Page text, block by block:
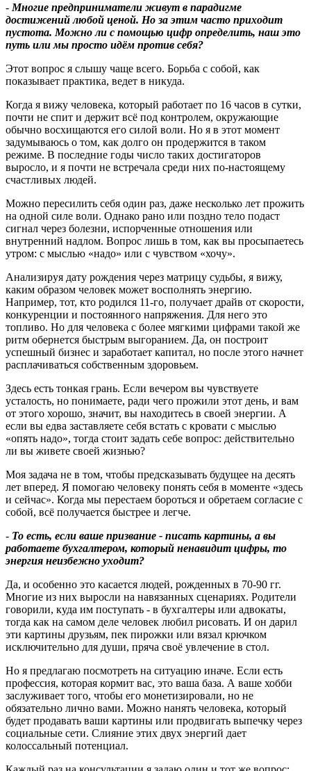
- Многие предприниматели живут в парадигме
достижений любой ценой. Но за этим часто приходит
пустота. Можно ли с помощью цифр определить, наш это
путь или мы просто идём против себя?
Этот вопрос я слышу чаще всего. Борьба с собой, как
показывает практика, ведет в никуда.
Когда я вижу человека, который работает по 16 часов в сутки,
почти не спит и держит всё под контролем, окружающие
обычно восхищаются его силой воли. Но я в этот момент
задумываюсь о том, как долго он продержится в таком
режиме. В последние годы число таких достигаторов
выросло, и я почти не встречала среди них по-настоящему
счастливых людей.
Можно пересилить себя один раз, даже несколько лет прожить
на одной силе воли. Однако рано или поздно тело подаст
сигнал через болезни, испорченные отношения или
внутренний надлом. Вопрос лишь в том, как вы просыпаетесь
утром: с мыслью «надо» или с чувством «хочу».
Анализируя дату рождения через матрицу судьбы, я вижу,
каким образом человек может восполнять энергию.
Например, тот, кто родился 11-го, получает драйв от скорости,
конкуренции и постоянного напряжения. Для него это
топливо. Но для человека с более мягкими цифрами такой же
ритм обернется быстрым выгоранием. Да, он построит
успешный бизнес и заработает капитал, но после этого начнет
расплачиваться собственным здоровьем.
Здесь есть тонкая грань. Если вечером вы чувствуете
усталость, но понимаете, ради чего прожили этот день, и вам
от этого хорошо, значит, вы находитесь в своей энергии. А
если вы едва заставляете себя встать с кровати с мыслью
«опять надо», тогда стоит задать себе вопрос: действительно
ли вы живете своей жизнью?
Моя задача не в том, чтобы предсказывать будущее на десять
лет вперед. Я помогаю человеку понять себя в моменте «здесь
и сейчас». Когда мы перестаем бороться и обретаем согласие с
собой, всё получается быстрее и легче.
- То есть, если ваше призвание - писать картины, а вы
работаете бухгалтером, который ненавидит цифры, то
энергия неизбежно уходит?
Да, и особенно это касается людей, рожденных в 70-90 гг.
Многие из них выросли на навязанных сценариях. Родители
говорили, куда им поступать - в бухгалтеры или адвокаты,
тогда как на самом деле человек любил рисовать. И он дарил
эти картины друзьям, пек пирожки или вязал крючком
исключительно для души, пряча своё увлечение в стол.
Но я предлагаю посмотреть на ситуацию иначе. Если есть
профессия, которая кормит вас, это ваша база. А ваше хобби
заслуживает того, чтобы его монетизировали, но не
обязательно лично вами. Можно нанять человека, который
будет продавать ваши картины или продвигать выпечку через
социальные сети. Слияние этих двух энергий дает
колоссальный потенциал.